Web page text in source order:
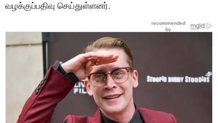
வழக்குப்பதிவு செய்துள்ளனர்.